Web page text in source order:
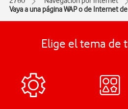
Vaya a una página WAP o de Internet
Elige el tema de